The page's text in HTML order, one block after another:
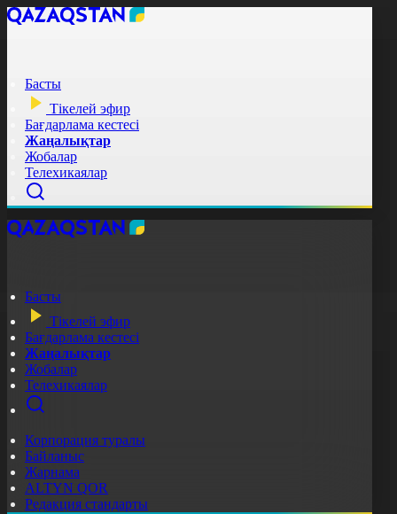
Басты
Тікелей эфир
Бағдарлама кестесі
Жаңалықтар
Жобалар
Телехикаялар
Басты
Тікелей эфир
Бағдарлама кестесі
Жаңалықтар
Жобалар
Телехикаялар
Корпорация туралы
Байланыс
Жарнама
ALTYN QOR
Редакция стандарты